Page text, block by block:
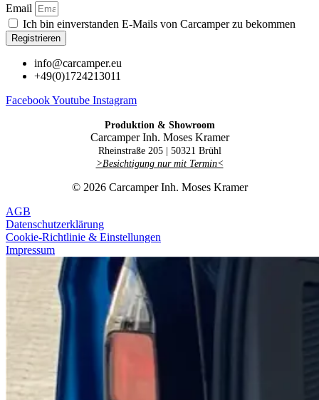
Email
Ich bin einverstanden E-Mails von Carcamper zu bekommen
Registrieren
info@carcamper.eu
+49(0)1724213011
FacebookYoutube Instagram
Produktion & Showroom
Carcamper Inh. Moses Kramer
Rheinstraße 205 | 50321 Brühl
>Besichtigung nur mit Termin<
© 2026 Carcamper Inh. Moses Kramer
AGB
Datenschutzerklärung
Cookie-Richtlinie & Einstellungen
Impressum